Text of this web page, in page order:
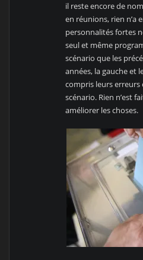
il reste encore de
en réunions, rien n’a
personnalités fortes
seul et même
scénario que les
années, la gauche et
compris leurs
scénario. Rien n’est
améliorer les choses.